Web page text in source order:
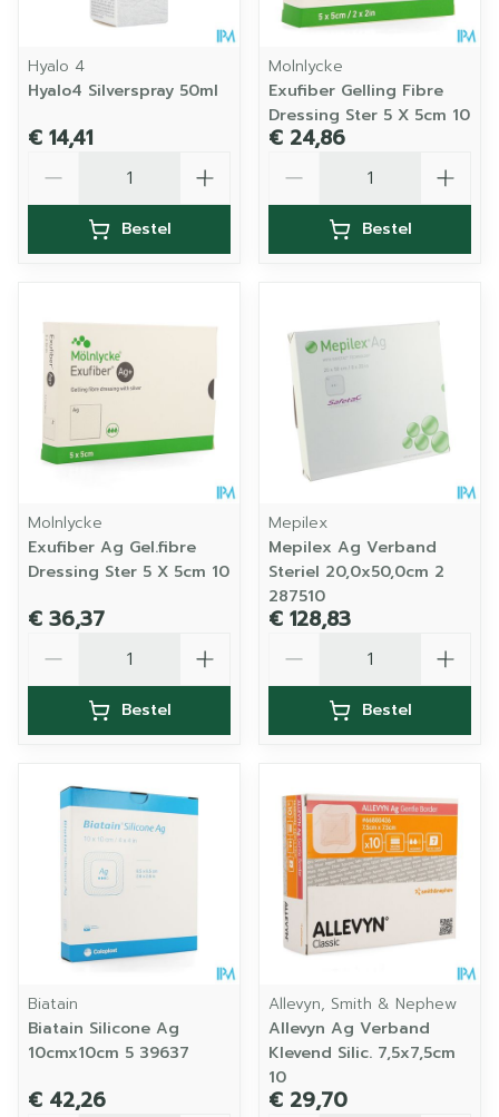
Hyalo 4
Hyalo4 Silverspray 50ml
€ 14,41
Bestel
Molnlycke
Exufiber Gelling Fibre
Dressing Ster 5 X 5cm 10
€ 24,86
Bestel
Molnlycke
Exufiber Ag Gel.fibre
Dressing Ster 5 X 5cm 10
€ 36,37
Bestel
Mepilex
Mepilex Ag Verband
Steriel 20,0x50,0cm 2
287510
€ 128,83
Bestel
Biatain
Biatain Silicone Ag
10cmx10cm 5 39637
€ 42,26
Allevyn, Smith & Nephew
Allevyn Ag Verband
Klevend Silic. 7,5x7,5cm
10
€ 29,70